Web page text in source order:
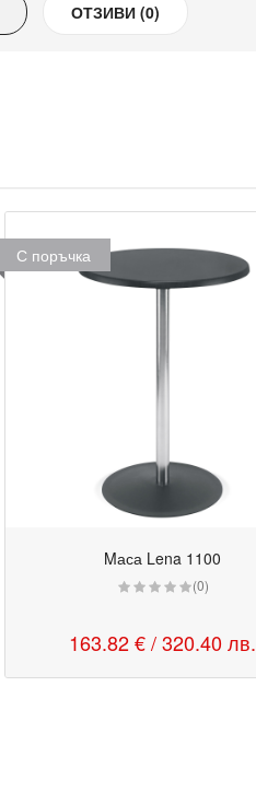
ОТЗИВИ (0)
С поръчка
Mаса Lena 1100
(0)
163.82 € / 320.40 лв.